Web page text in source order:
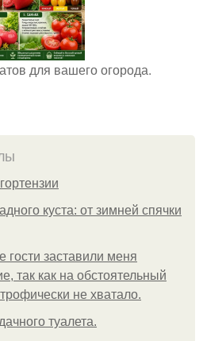
для вашего огорода.
куста: от зимней спячки
гости заставили меня
так как на обстоятельный
не хватало.
туалета.